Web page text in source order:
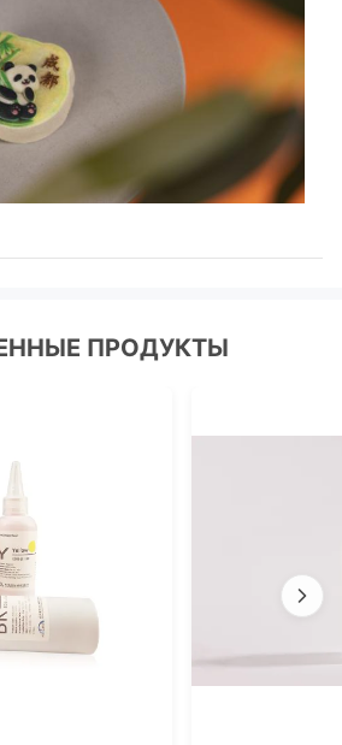
ПРОДУКТЫ